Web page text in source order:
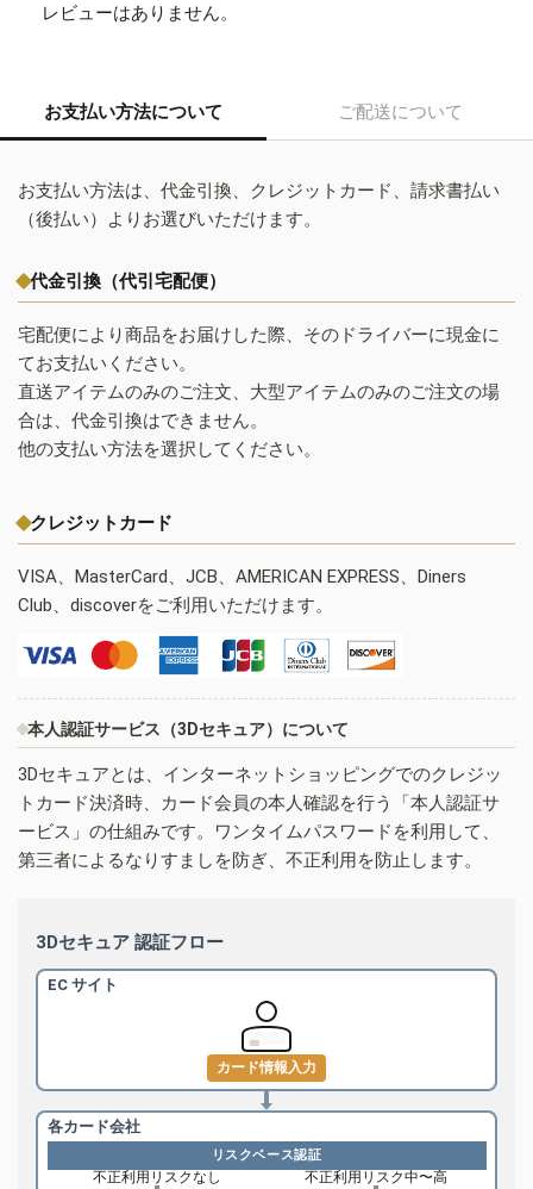
レビューはありません。
お支払い方法について ご配送について
お支払い方法は、代金引換、クレジットカード、請求書払い
（後払い）よりお選びいただけます。
代金引換（代引宅配便）
宅配便により商品をお届けした際、そのドライバーに現金に
てお支払いください。
直送アイテムのみのご注文、大型アイテムのみのご注文の場
合は、代金引換はできません。
他の支払い方法を選択してください。
クレジットカード
VISA、MasterCard、JCB、AMERICAN EXPRESS、Diners
Club、discoverをご利用いただけます。
本人認証サービス（3Dセキュア）について
3Dセキュアとは、インターネットショッピングでのクレジッ
トカード決済時、カード会員の本人確認を行う「本人認証サ
ービス」の仕組みです。ワンタイムパスワードを利用して、
第三者によるなりすましを防ぎ、不正利用を防止します。
3Dセキュア 認証フロー
EC サイト
カード情報入力
各カード会社
リスクベース認証
不正利用リスクなし 不正利用リスク中〜高